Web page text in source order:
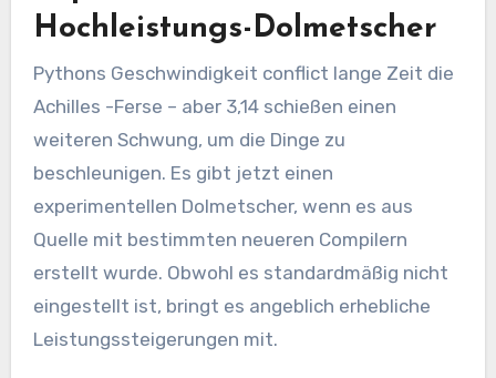
Hochleistungs-Dolmetscher
Pythons Geschwindigkeit conflict lange Zeit die
Achilles -Ferse – aber 3,14 schießen einen
weiteren Schwung, um die Dinge zu
beschleunigen. Es gibt jetzt einen
experimentellen Dolmetscher, wenn es aus
Quelle mit bestimmten neueren Compilern
erstellt wurde. Obwohl es standardmäßig nicht
eingestellt ist, bringt es angeblich erhebliche
Leistungssteigerungen mit.